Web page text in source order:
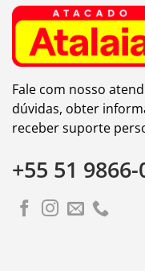
Fale com nosso
dúvidas, obter
receber suporte
+55 51 9866-